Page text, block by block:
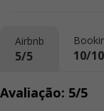
Airbnb
5/5 10/10
Avaliação: 5/5